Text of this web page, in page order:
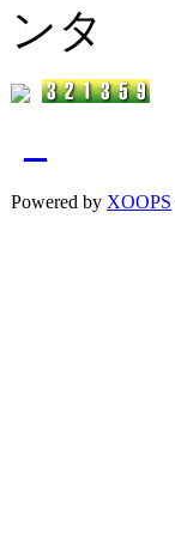
ンタ
Powered by XOOPS